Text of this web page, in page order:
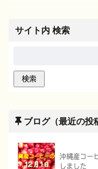
サイト内 検索
ブログ（最近の投
沖縄産コー
しました